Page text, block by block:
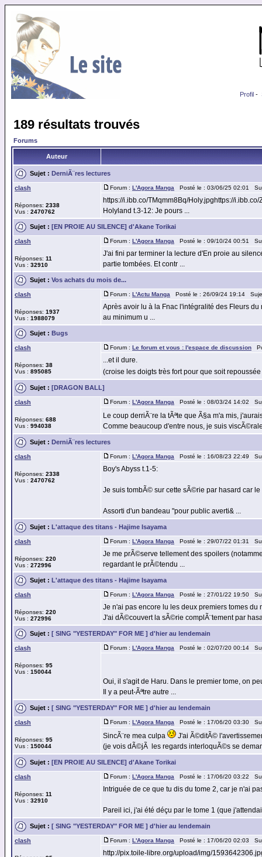
Profil -
189 résultats trouvés
Forums
Auteur
Sujet : DerniÃ¨res lectures
clash
Réponses: 2338
Vus : 2470762
Forum : L'Agora Manga Posté le : 03/06/25 02:01
https://i.ibb.co/TMqmm8Bq/Holy.jpghttps://
Holyland t.3-12: Je pours ...
Sujet : [EN PROIE AU SILENCE] d'Akane Torikai
clash
Réponses: 11
Vus : 32910
Forum : L'Agora Manga Posté le : 09/10/24 00:51
J'ai fini par terminer la lecture d'En proie au
partie tombées. Et contr ...
Sujet : Vos achats du mois de...
clash
Réponses: 1937
Vus : 1988079
Forum : L'Actu Manga Posté le : 26/09/24 19:14
Après avoir lu à la Fnac l'intégralité des Fleurs
au minimum u ...
Sujet : Bugs
clash
Réponses: 38
Vus : 895085
Forum : Le forum et vous : l'espace de discussion
...et il dure.
(croise les doigts très fort pour que soit
Sujet : [DRAGON BALL]
clash
Réponses: 688
Vus : 994038
Forum : L'Agora Manga Posté le : 08/03/24 14:02
Le coup derriÃ¨re la tÃªte que Ã§a m'a mis,
Comme beaucoup d'entre nous, je suis
Sujet : DerniÃ¨res lectures
clash
Réponses: 2338
Vus : 2470762
Forum : L'Agora Manga Posté le : 16/08/23 22:49
Boy's Abyss t.1-5:
Je suis tombÃ© sur cette sÃ©rie par hasard car
Assorti d'un bandeau "pour public averti& ...
Sujet : L'attaque des titans - Hajime Isayama
clash
Réponses: 220
Vus : 272996
Forum : L'Agora Manga Posté le : 29/07/22 01:31
Je me prÃ©serve tellement des spoilers
regardant le prÃ©tendu ...
Sujet : L'attaque des titans - Hajime Isayama
clash
Réponses: 220
Vus : 272996
Forum : L'Agora Manga Posté le : 27/01/22 19:50
Je n'ai pas encore lu les deux premiers tomes
J'ai dÃ©couvert la sÃ©rie complÃ¨tement par
Sujet : [ SING "YESTERDAY" FOR ME ] d'hier au lendemain
clash
Réponses: 95
Vus : 150044
Forum : L'Agora Manga Posté le : 02/07/20 00:14
Oui, il s'agit de Haru. Dans le premier tome, on
Il y a peut-Ãªtre autre ...
Sujet : [ SING "YESTERDAY" FOR ME ] d'hier au lendemain
clash
Réponses: 95
Vus : 150044
Forum : L'Agora Manga Posté le : 17/06/20 03:30
SincÃ¨re mea culpa
J'ai Ã©ditÃ©
(je vois dÃ©jÃ les regards interloquÃ©s se
Sujet : [EN PROIE AU SILENCE] d'Akane Torikai
clash
Réponses: 11
Vus : 32910
Forum : L'Agora Manga Posté le : 17/06/20 03:22
Intriguée de ce que tu dis du tome 2, car je n'ai
Pareil ici, j'ai été déçu par le tome 1 (que
Sujet : [ SING "YESTERDAY" FOR ME ] d'hier au lendemain
clash Forum : L'Agora Manga Posté le : 17/06/20 02:03
http://pix.toile-libre.org/upload/img/